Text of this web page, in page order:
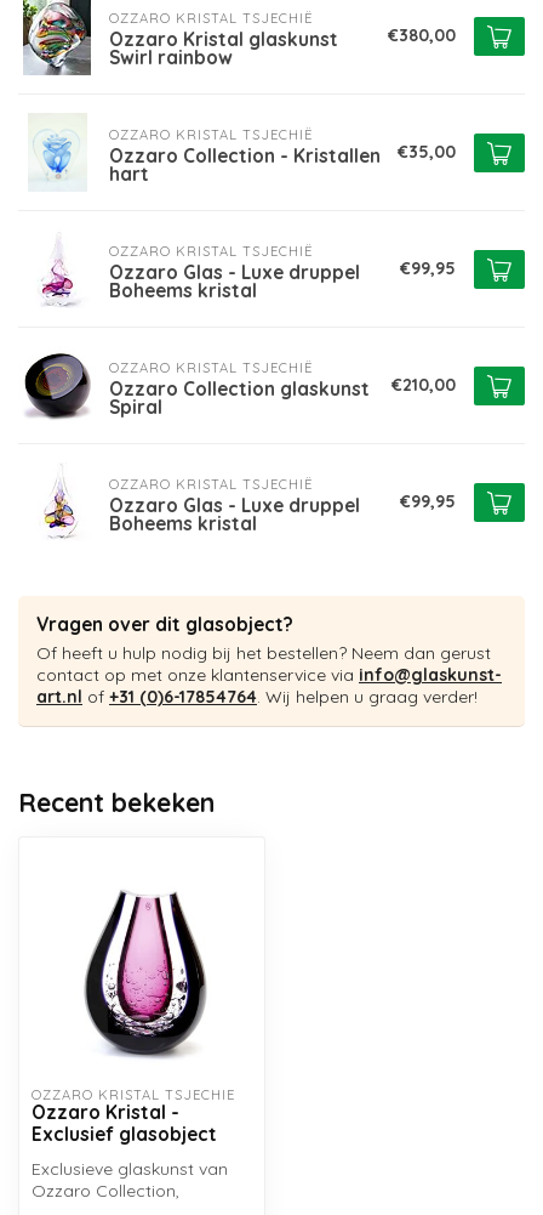
OZZARO KRISTAL TSJECHIË
Ozzaro Kristal glaskunst
Swirl rainbow
€380,00
OZZARO KRISTAL TSJECHIË
Ozzaro Collection - Kristallen
hart
€35,00
OZZARO KRISTAL TSJECHIË
Ozzaro Glas - Luxe druppel
Boheems kristal
€99,95
OZZARO KRISTAL TSJECHIË
Ozzaro Collection glaskunst
Spiral
€210,00
OZZARO KRISTAL TSJECHIË
Ozzaro Glas - Luxe druppel
Boheems kristal
€99,95
Vragen over dit glasobject?
Of heeft u hulp nodig bij het bestellen? Neem dan gerust
contact op met onze klantenservice via info@glaskunst-
art.nl of +31 (0)6-17854764. Wij helpen u graag verder!
Recent bekeken
OZZARO KRISTAL TSJECHIË
Ozzaro Kristal -
Exclusief glasobject
Exclusieve glaskunst van
Ozzaro Collection,